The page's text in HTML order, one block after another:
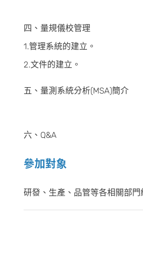
四、量規儀校管理
1.管理系統的建立。
2.文件的建立。
五、量測系統分析(MSA)簡介
六、Q&A
參加對象
研發、生產、品管等各相關部